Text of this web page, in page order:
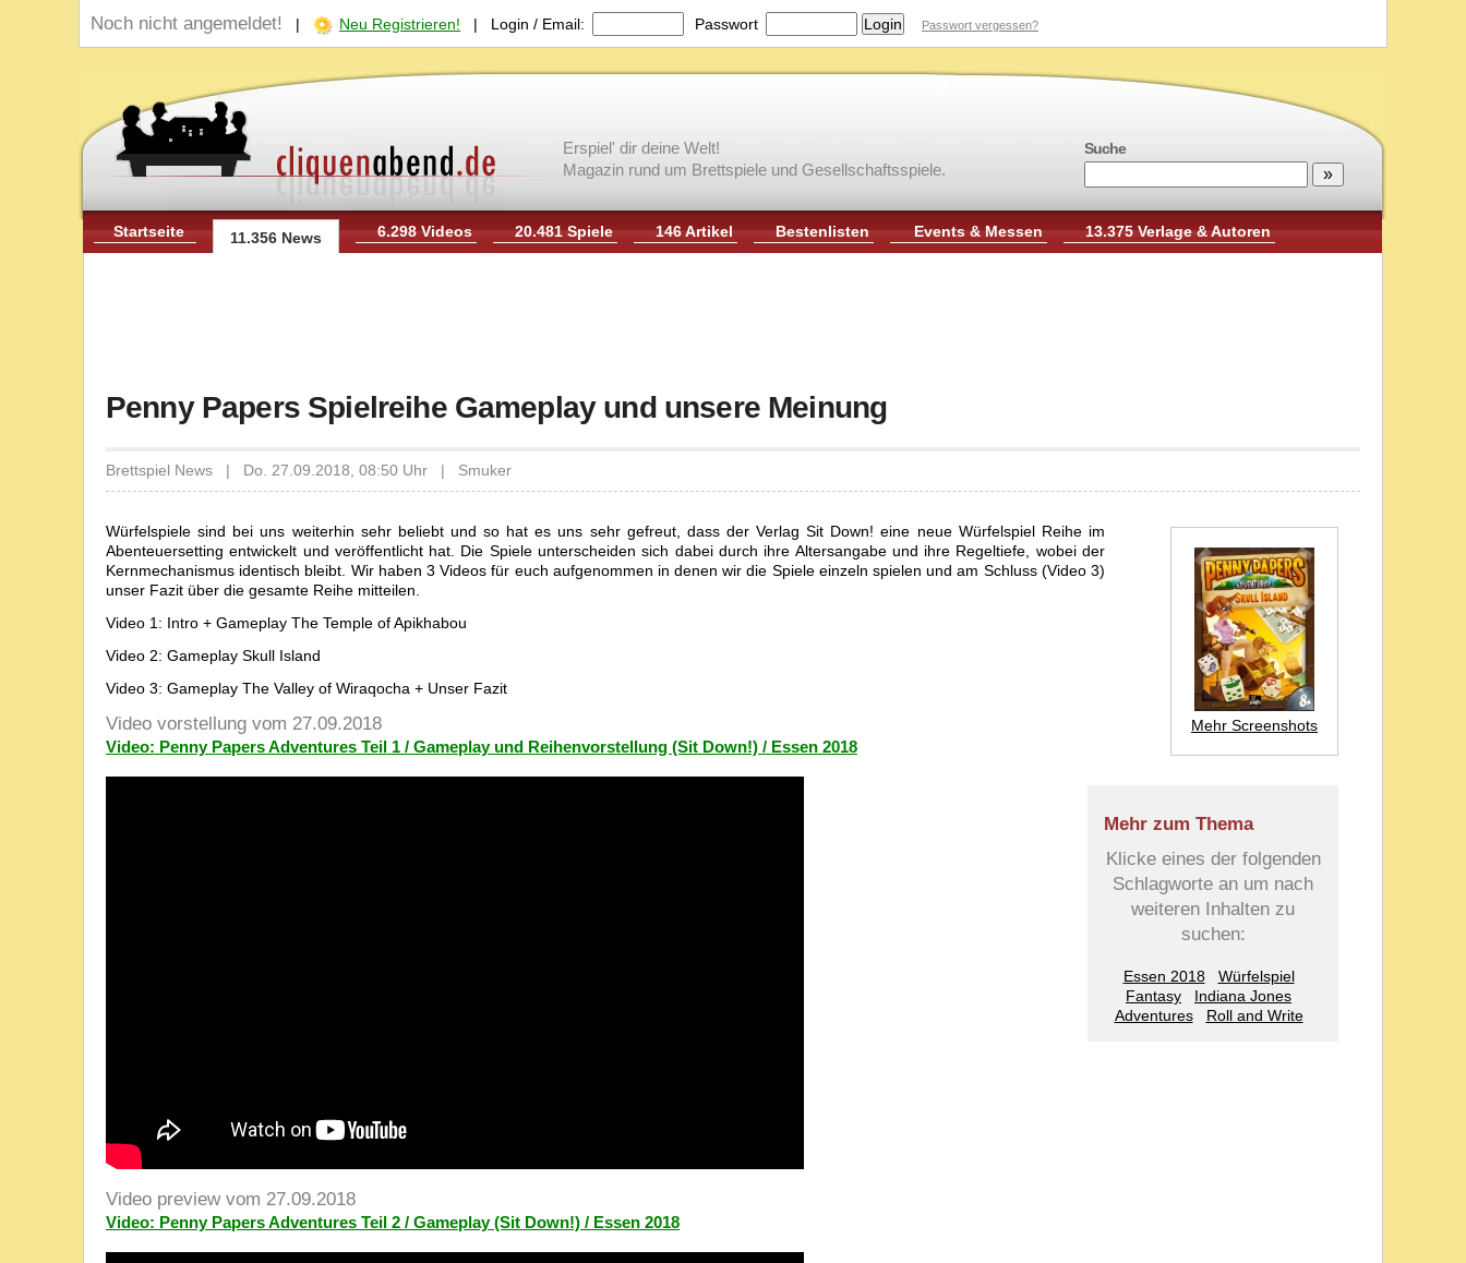
Noch nicht angemeldet! | Neu Registrieren! | Login / Email: Passwort Passwort vergessen?
Suche
Erspiel' dir deine Welt!
Magazin rund um Brettspiele und Gesellschaftsspiele.
Startseite 11.356 News 6.298 Videos 20.481 Spiele 146 Artikel Bestenlisten Events & Messen 13.375 Verlage & Autoren
Penny Papers Spielreihe Gameplay und unsere Meinung
Brettspiel News | Do. 27.09.2018, 08:50 Uhr | Smuker
Mehr Screenshots
Mehr zum Thema
Klicke eines der folgenden
Schlagworte an um nach
weiteren Inhalten zu
suchen:
Essen 2018
Würfelspiel
Fantasy
Indiana Jones
Adventures
Roll and Write
Würfelspiele sind bei uns weiterhin sehr beliebt und so hat es uns sehr gefreut, dass der Verlag Sit Down! eine neue Würfelspiel Reihe im
Abenteuersetting entwickelt und veröffentlicht hat. Die Spiele unterscheiden sich dabei durch ihre Altersangabe und ihre Regeltiefe, wobei der
Kernmechanismus identisch bleibt. Wir haben 3 Videos für euch aufgenommen in denen wir die Spiele einzeln spielen und am Schluss (Video 3)
unser Fazit über die gesamte Reihe mitteilen.
Video 1: Intro + Gameplay The Temple of Apikhabou
Video 2: Gameplay Skull Island
Video 3: Gameplay The Valley of Wiraqocha + Unser Fazit
Video vorstellung vom 27.09.2018
Video: Penny Papers Adventures Teil 1 / Gameplay und Reihenvorstellung (Sit Down!) / Essen 2018
Video preview vom 27.09.2018
Video: Penny Papers Adventures Teil 2 / Gameplay (Sit Down!) / Essen 2018